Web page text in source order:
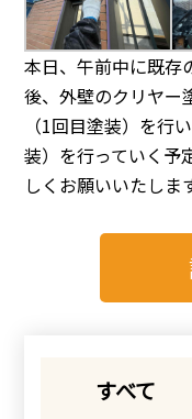
本日、午前中に既存
後、外壁のクリヤー
（1回目塗装）を行
装）を行っていく予
しくお願いいたしま
すべて